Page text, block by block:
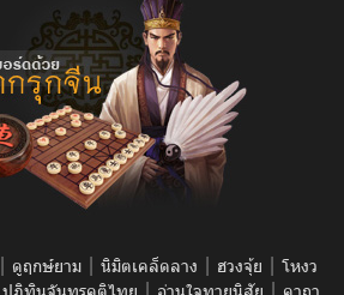
| ดูฤกษ์ยาม | นิมิตเคล็ดลาง | ฮวงจุ้ย | โหงว
| |